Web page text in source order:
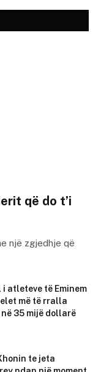
që do t’i
një zgjedhje që
atleteve të Eminem
më të rralla
35 mijë dollarë
te jeta